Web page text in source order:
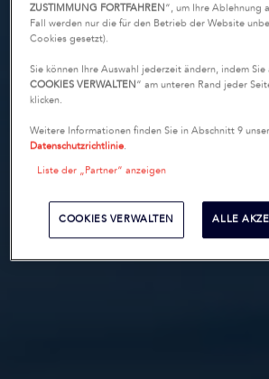
ZUSTIMMUNG FORTFAHREN“, um Ihre Ablehnung
Fall werden nur die für den Betrieb der Website
Cookies gesetzt).
Sie können Ihre Auswahl jederzeit ändern, indem Sie
COOKIES VERWALTEN“ am unteren Rand jeder
klicken.
Weitere Informationen finden Sie in Abschnitt 9
Datenschutzrichtlinie.
Liste der „Partner“ anzeigen
COOKIES VERWALTEN ALLE